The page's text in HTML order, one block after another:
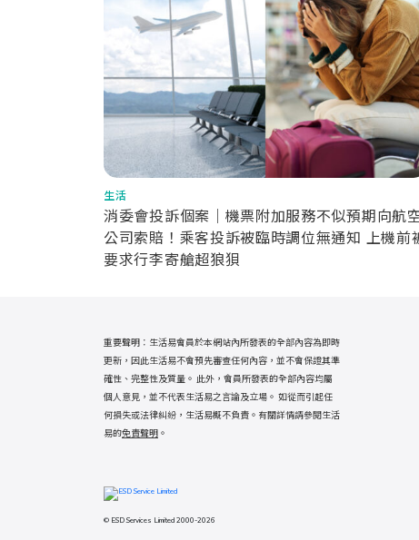
生活
消委會投訴個案｜機票附加服務不似預期向航
公司索賠！乘客投訴被臨時調位無通知 上機前
要求行李寄艙超狼狽
重要聲明：生活易會員於本網站內所發表的全部內容為即時
更新，因此生活易不會預先審查任何內容，並不會保證其準
確性、完整性及質量。 此外，會員所發表的全部內容均屬
個人意見，並不代表生活易之言論及立場。 如從而引起任
何損失或法律糾紛，生活易概不負責。有關詳情請參閱生活
易的免責聲明 。
© ESD Services Limited 2000-2026